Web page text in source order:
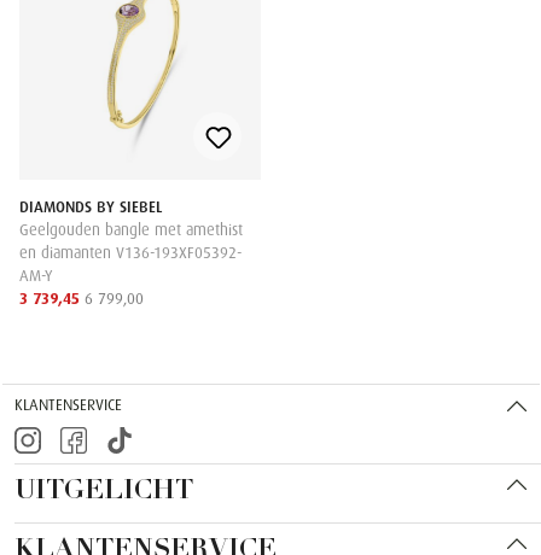
DIAMONDS BY SIEBEL
Geelgouden bangle met amethist
en diamanten V136-193XF05392-
AM-Y
3 739,45 6 799,00
KLANTENSERVICE
UITGELICHT